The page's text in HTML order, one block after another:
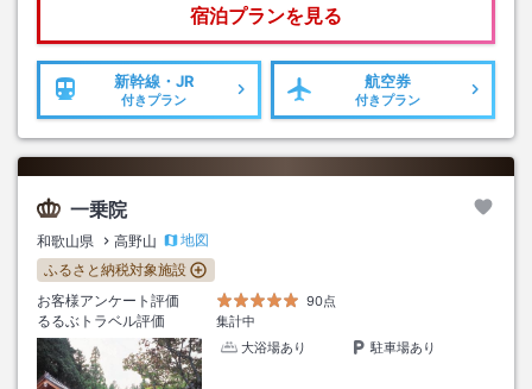
宿泊プランを見る
新幹線・JR
付きプラン
航空券
付きプラン
一乗院
和歌山県 高野山
地図
ふるさと納税対象施設
お客様アンケート評価
90点
るるぶトラベル評価
集計中
大浴場あり
駐車場あり